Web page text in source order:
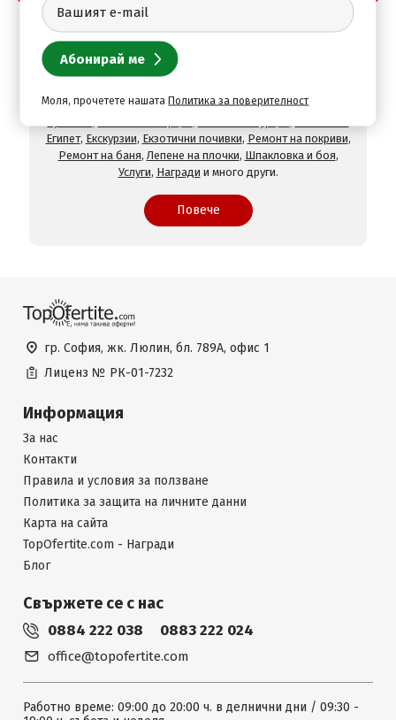
TopOfertite.com - най-предпочитан онлайн сайт
за почивки и услуги с отстъпки
При нас ще намерите оферти за
СПА хотели
Хисаря,Хотели в Сандански,Хотели в Девин,Почивки в
Египет, Екскурзии, Екзотични почивки, Ремонт на покриви,
Ремонт на баня, Лепене на плочки, Шпакловка и боя,
Услуги, Награди и много други.
Повече
гр. София, жк. Люлин, бл. 789А, офис 1
Лиценз № РК-01-7232
Информация
За нас
Контакти
Правила и условия за ползване
Политика за защита на личните данни
Карта на сайта
TopOfertite.com - Награди
Блог
Свържете се с нас
0884 222 038 0883 222 024
office@topofertite.com
Работно време: 09:00 до 20:00 ч. в делнични дни / 09:30 -
Моля, прочетете нашатаПолитика за поверителност